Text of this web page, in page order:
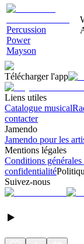
Percussion
Power
Mayson
Télécharger l'app
Liens utiles
Catalogue musical
contacter
Jamendo
Jamendo pour les
Mentions légales
Conditions
confidentialité
Suivez-nous